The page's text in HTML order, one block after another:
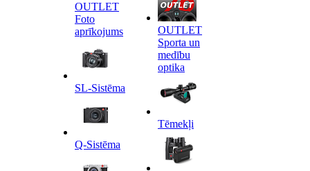
OUTLET
Foto
aprīkojums
SL-Sistēma
Q-Sistēma
OUTLET
Sporta un
medību
optika
Tēmekļi